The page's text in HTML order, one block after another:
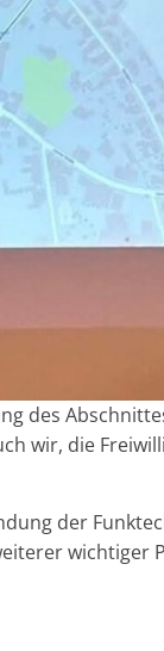
des
wir, die
der
wichtiger